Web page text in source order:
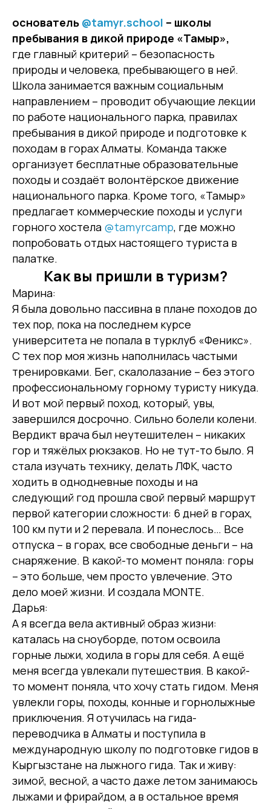
основатель @tamyr.school – школы
пребывания в дикой природе «Тамыр»,
где главный критерий – безопасность
природы и человека, пребывающего в ней.
Школа занимается важным социальным
направлением – проводит обучающие лекции
по работе национального парка, правилах
пребывания в дикой природе и подготовке к
походам в горах Алматы. Команда также
организует бесплатные образовательные
походы и создаёт волонтёрское движение
национального парка. Кроме того, «Тамыр»
предлагает коммерческие походы и услуги
горного хостела @tamyrcamp, где можно
попробовать отдых настоящего туриста в
палатке.
Как вы пришли в туризм?
Марина:
Я была довольно пассивна в плане походов до
тех пор, пока на последнем курсе
университета не попала в турклуб «Феникс».
С тех пор моя жизнь наполнилась частыми
тренировками. Бег, скалолазание – без этого
профессиональному горному туристу никуда.
И вот мой первый поход, который, увы,
завершился досрочно. Сильно болели колени.
Вердикт врача был неутешителен – никаких
гор и тяжёлых рюкзаков. Но не тут-то было. Я
стала изучать технику, делать ЛФК, часто
ходить в однодневные походы и на
следующий год прошла свой первый маршрут
первой категории сложности: 6 дней в горах,
100 км пути и 2 перевала. И понеслось… Все
отпуска – в горах, все свободные деньги – на
снаряжение. В какой-то момент поняла: горы
– это больше, чем просто увлечение. Это
дело моей жизни. И создала MONTE.
Дарья:
А я всегда вела активный образ жизни:
каталась на сноуборде, потом освоила
горные лыжи, ходила в горы для себя. А ещё
меня всегда увлекали путешествия. В какой-
то момент поняла, что хочу стать гидом. Меня
увлекли горы, походы, конные и горнолыжные
приключения. Я отучилась на гида-
переводчика в Алматы и поступила в
международную школу по подготовке гидов в
Кыргызстане на лыжного гида. Так и живу:
зимой, весной, а часто даже летом занимаюсь
лыжами и фрирайдом, а в остальное время